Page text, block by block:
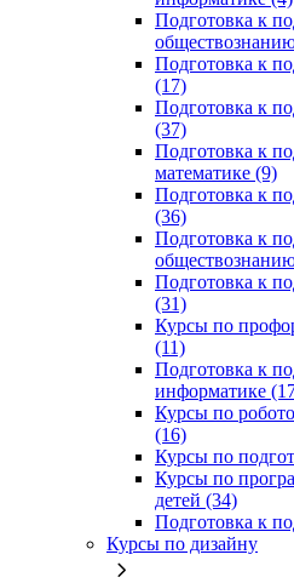
Подготовка к
Подготовка к
(17)
Подготовка к
(37)
Подготовка к
математике (9)
Подготовка к
(36)
Подготовка к
Подготовка к
(31)
Курсы по
(11)
Подготовка к
информатике
Курсы по
(16)
Курсы по
Курсы по
детей (34)
Подготовка к
Курсы по дизайну